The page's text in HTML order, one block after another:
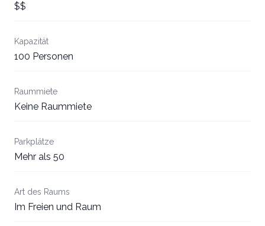
$$
Kapazität
100 Personen
Raummiete
Keine Raummiete
Parkplätze
Mehr als 50
Art des Raums
Im Freien und Raum